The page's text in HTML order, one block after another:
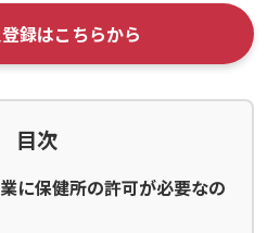
録はこちらから
目次
に保健所の許可が必要なの